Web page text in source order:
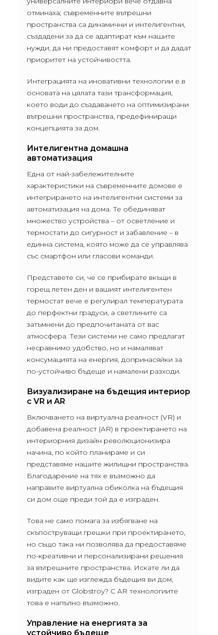
отминаха; съвременните вътрешни
пространства са динамични и интелигентни,
създадени за да се адаптират към нашите
нужди, да ни предоставят комфорт и да дадат
приоритет на устойчивостта.
Интеграцията на иновативни технологии е в
основата на цялата тази трансформация,
което води до създаването на оптимизирани
вътрешни пространства, предефиниращи
концепцията за дом.
Интелигентна домашна
автоматизация
Една от най-забележителните
характеристики на съвременните домове е
интегрирането на интелигентни системи за
автоматизация на дома. Те обединяват
множество устройства – от осветление и
термостати до сигурност и забавление – в
единна система, която може да се управлява
със смартфон или гласови команди.
Представете си, че се прибирате вкъщи в
горещ летен ден и вашият интелигентен
термостат вече е регулирал температурата
до перфектни градуси, а светлините са
затъмнени до предпочитаната от вас
атмосфера. Тези системи не само предлагат
несравнимо удобство, но и намаляват
консумацията на енергия, допринасяйки за
по-устойчиво бъдеще и намалени разходи.
Визуализиране на бъдещия интериор
с VR и AR
Включването на виртуална реалност (VR) и
добавена реалност (AR) в проектирането на
интериорния дизайн революционизира
начина, по който планираме и си
представяме нашите жилищни пространства.
Благодарение на тях е възможно да
направите виртуална обиколка на бъдещия
си дом още преди той да е изграден.
Това не само помага за избягване на
скъпоструващи грешки при проектирането,
но също така ни позволява да предоставяме
по-креативни и персонализирани решения
за вътрешните пространства. Искате ли да
видите как ще изглежда бъдещия ви дом,
изграден от Globstroy? С AR технологиите
това е напълно възможно.
Управление на енергията за
устойчиво бъдеще